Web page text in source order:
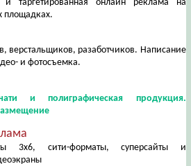
и таргетированная онлайн реклама на
площадках.
верстальщиков, разаботчиков. Написание
и фотосъемка.
и полиграфическая продукция.
3х6, сити-форматы, суперсайты и